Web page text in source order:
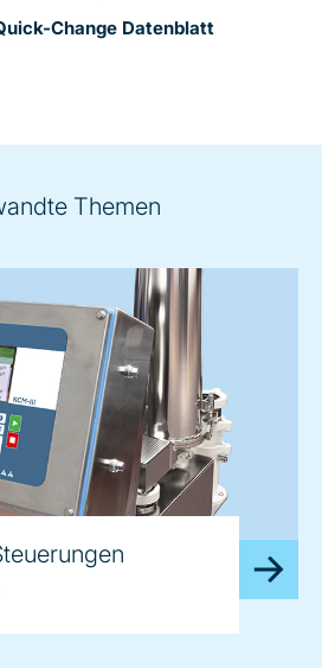
Change Datenblatt
Themen